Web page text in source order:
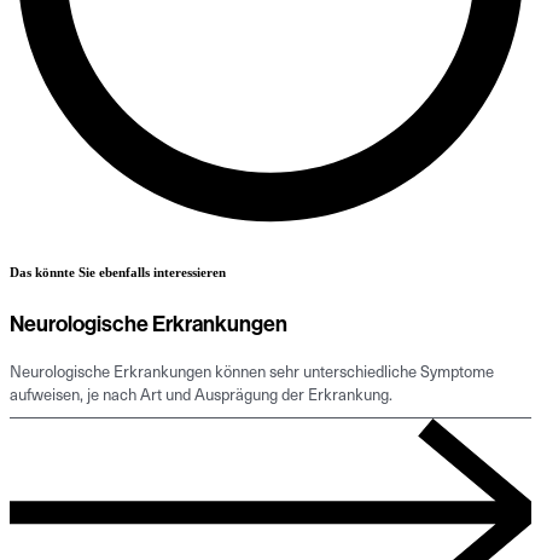
Das könnte Sie ebenfalls interessieren
Neurologische Erkrankungen
Neurologische Erkrankungen können sehr unterschiedliche Symptome
aufweisen, je nach Art und Ausprägung der Erkrankung.